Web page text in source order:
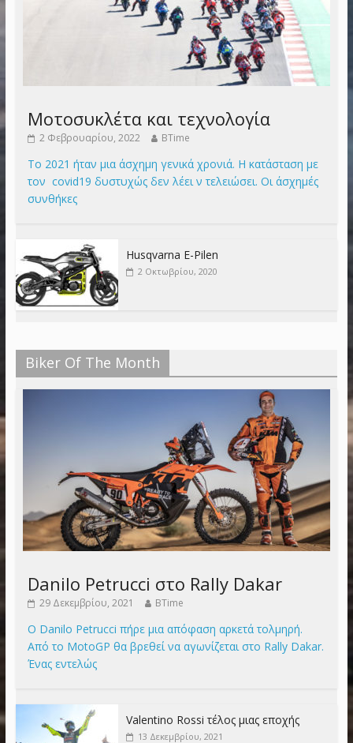
Μοτοσυκλέτα και τεχνολογία
2 Φεβρουαρίου, 2022 BTime
Το 2021 ήταν μια άσχημη γενικά χρονιά. Η κατάσταση με
τον covid19 δυστυχώς δεν λέει ν τελειώσει. Οι άσχημές
συνθήκες
Husqvarna E-Pilen
2 Οκτωβρίου, 2020
Biker Of The Month
Danilo Petrucci στο Rally Dakar
29 Δεκεμβρίου, 2021 BTime
Ο Danilo Petrucci πήρε μια απόφαση αρκετά τολμηρή.
Από το MotoGP θα βρεθεί να αγωνίζεται στο Rally Dakar.
Ένας εντελώς
Valentino Rossi τέλος μιας εποχής
13 Δεκεμβρίου, 2021